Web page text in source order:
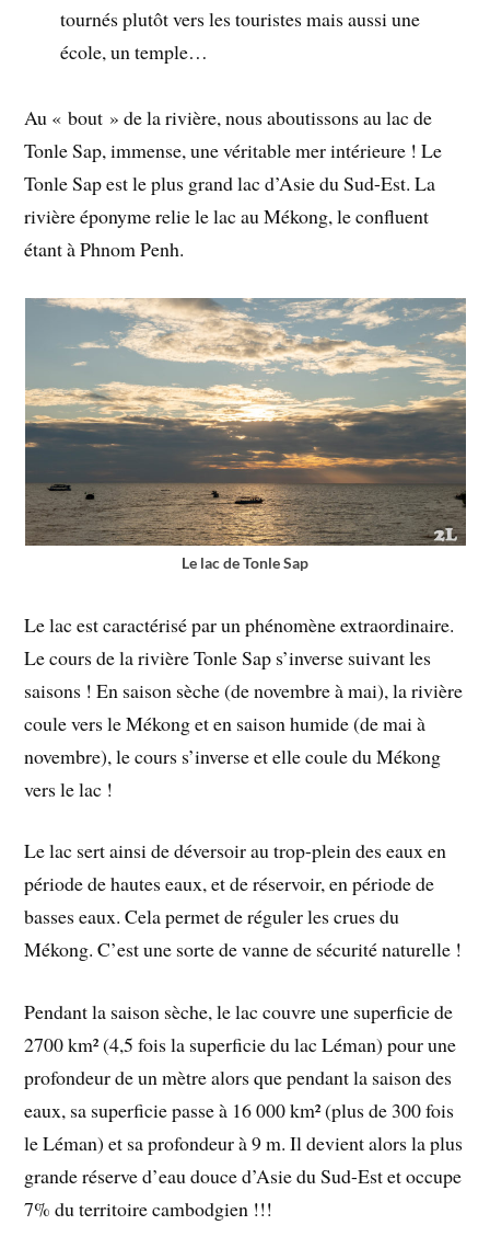
tournés plutôt vers les touristes mais aussi une
école, un temple…
Au « bout » de la rivière, nous aboutissons au lac de
Tonle Sap, immense, une véritable mer intérieure ! Le
Tonle Sap est le plus grand lac d’Asie du Sud-Est. La
rivière éponyme relie le lac au Mékong, le confluent
étant à Phnom Penh.
Le lac de Tonle Sap
Le lac est caractérisé par un phénomène extraordinaire.
Le cours de la rivière Tonle Sap s’inverse suivant les
saisons ! En saison sèche (de novembre à mai), la rivière
coule vers le Mékong et en saison humide (de mai à
novembre), le cours s’inverse et elle coule du Mékong
vers le lac !
Le lac sert ainsi de déversoir au trop-plein des eaux en
période de hautes eaux, et de réservoir, en période de
basses eaux. Cela permet de réguler les crues du
Mékong. C’est une sorte de vanne de sécurité naturelle !
Pendant la saison sèche, le lac couvre une superficie de
2700 km² (4,5 fois la superficie du lac Léman) pour une
profondeur de un mètre alors que pendant la saison des
eaux, sa superficie passe à 16 000 km² (plus de 300 fois
le Léman) et sa profondeur à 9 m. Il devient alors la plus
grande réserve d’eau douce d’Asie du Sud-Est et occupe
7% du territoire cambodgien !!!